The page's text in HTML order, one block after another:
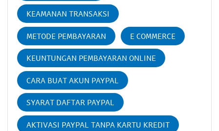
KEAMANAN TRANSAKSI
METODE PEMBAYARAN E COMMERCE
KEUNTUNGAN PEMBAYARAN ONLINE
CARA BUAT AKUN PAYPAL
SYARAT DAFTAR PAYPAL
AKTIVASI PAYPAL TANPA KARTU KREDIT